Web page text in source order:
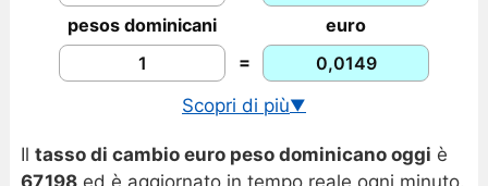
pesos dominicani
euro
=
Scopri di più▼
Cambio USD/DOP in tempo reale
Grafico euro peso dominicano
Il tasso di cambio euro peso dominicano oggi è
67,198ed è aggiornato in tempo reale ogni minuto.